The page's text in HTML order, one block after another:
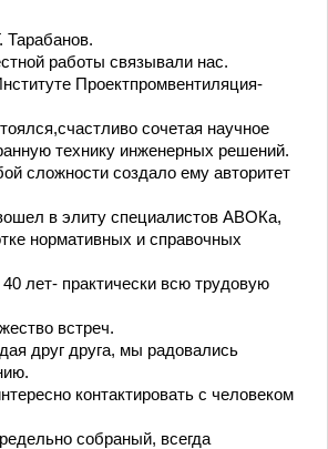
работы связывали нас.
Проектпромвентиляция-
сочетая научное
технику инженерных решений.
сложности создало ему авторитет
в элиту специалистов АВОКа,
нормативных и справочных
лет- практически всю трудовую
встреч.
друг друга, мы радовались
контактировать с человеком
собраный, всегда